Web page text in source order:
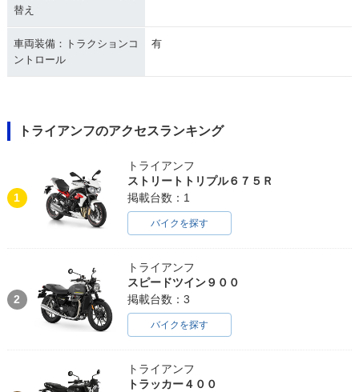
替え
車両装備：トラクションコ
ントロール
有
トライアンフのアクセスランキング
1
トライアンフ
ストリートトリプル６７５Ｒ
掲載台数：1
バイクを探す
2
トライアンフ
スピードツイン９００
掲載台数：3
バイクを探す
トライアンフ
トラッカー４００